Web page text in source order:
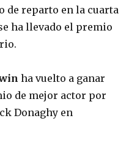
de reparto en la cuarta
ha llevado el premio
ha vuelto a ganar
de mejor actor por
Donaghy en